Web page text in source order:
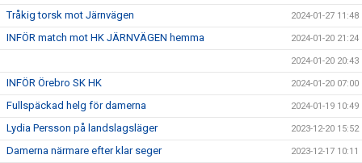
Tråkig torsk mot Järnvägen 2024-01-27 11:48
INFÖR match mot HK JÄRNVÄGEN hemma 2024-01-20 21:24
2024-01-20 20:43
INFÖR Örebro SK HK 2024-01-20 07:00
Fullspäckad helg för damerna 2024-01-19 10:49
Lydia Persson på landslagsläger 2023-12-20 15:52
Damerna närmare efter klar seger 2023-12-17 10:11